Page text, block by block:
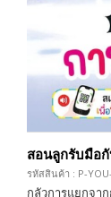
สอนลูกรับมือ
รหัสสินค้า : P-
กลัวการแยกจาก